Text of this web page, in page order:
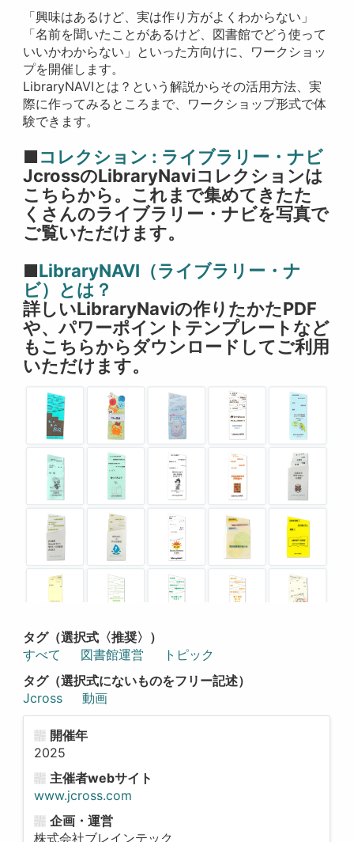
「興味はあるけど、実は作り方がよくわからない」
「名前を聞いたことがあるけど、図書館でどう使って
いいかわからない」といった方向けに、ワークショッ
プを開催します。
LibraryNAVIとは？という解説からその活用方法、実
際に作ってみるところまで、ワークショップ形式で体
験できます。
■コレクション : ライブラリー・ナビ
JcrossのLibraryNaviコレクションは
こちらから。これまで集めてきたた
くさんのライブラリー・ナビを写真で
ご覧いただけます。
■LibraryNAVI（ライブラリー・ナ
ビ）とは？
詳しいLibraryNaviの作りたかたPDF
や、パワーポイントテンプレートなど
もこちらからダウンロードしてご利用
いただけます。
タグ（選択式〈推奨〉）
すべて
図書館運営
トピック
タグ（選択式にないものをフリー記述）
Jcross
動画
開催年
2025
主催者webサイト
www.jcross.com
企画・運営
株式会社ブレインテック